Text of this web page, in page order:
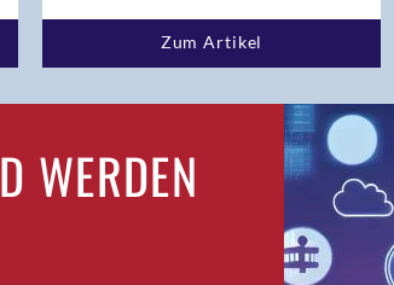
Zum Artikel
WERDEN